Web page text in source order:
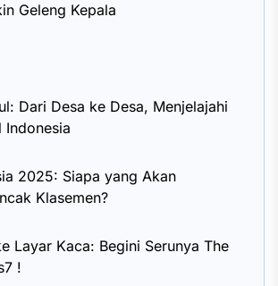
Geleng Kepala
Dari Desa ke Desa, Menjelajahi
Indonesia
2025: Siapa yang Akan
Klasemen?
Layar Kaca: Begini Serunya The
!